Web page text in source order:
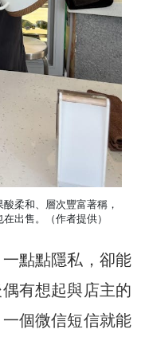
柔和、層次豐富著稱，
出售。（作者提供）
點點隱私，卻能
有想起與店主的
個微信短信就能